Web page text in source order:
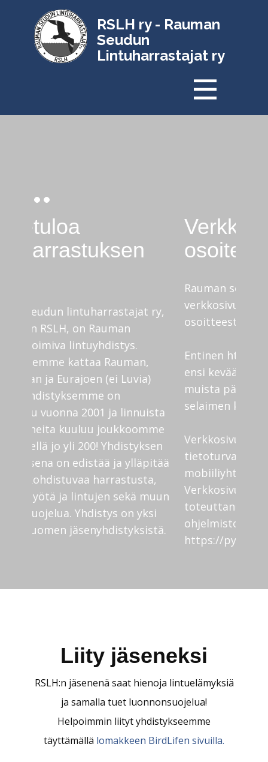
RSLH ry - Rauman
Seudun
Lintuharrastajat ry
Verkkosivujen
osoite on päivittynyt
Rauman seudun lintuharrastajien
verkkosivut löytyvät jatkossa
osoitteesta
https://rslh.fi
Entinen http://www.rslh.info/ jää
ensi kevään aikana pois käytöstä eli
muista päivittää uusi osoite
selaimen kirjanmerkkeihin.
Verkkosivuilla on nyt parannettu
tietoturvaa sekä
mobiiliyhteensopivuutta.
Verkkosivujen uudistuksen on
toteuttanut ylivieskalainen
ohjelmistoalan yritys
https://pylväs.fi
Liity jäseneksi
RSLH:n jäsenenä saat hienoja lintuelämyksiä
ja samalla tuet luonnonsuojelua!
Helpoimmin liityt yhdistykseemme
täyttämällä